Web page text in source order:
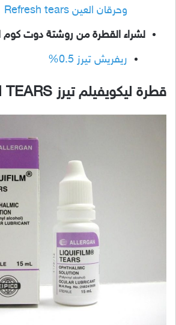
وحرقان العين Refresh tears
لشراء القطرة من روشتة دوت
ريفريش تيرز 0.5%
قطرة ليكويفيلم تيرز LIQUIFILM TEARS